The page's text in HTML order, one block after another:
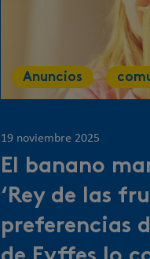
Anuncios
19 noviembre 2025
El banano
‘Rey de las
preferencias